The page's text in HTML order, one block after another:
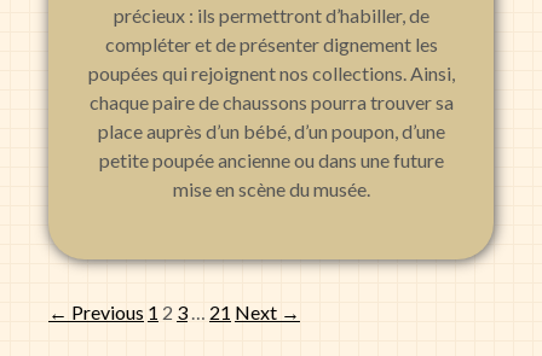
précieux : ils permettront d’habiller, de
compléter et de présenter dignement les
poupées qui rejoignent nos collections. Ainsi,
chaque paire de chaussons pourra trouver sa
place auprès d’un bébé, d’un poupon, d’une
petite poupée ancienne ou dans une future
mise en scène du musée.
← Previous 1 2 3 … 21 Next →